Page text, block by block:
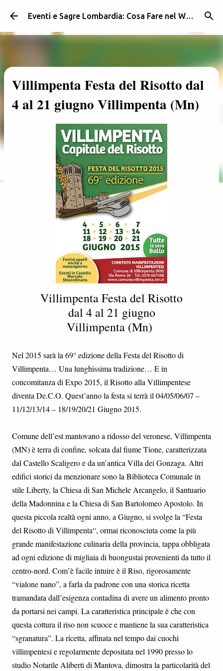
Passa ai contenuti principali Eventi e Sagre Lombardia: Cosa Fare nel Weekend | Weekendidea
Villimpenta Festa del Risotto dal
4 al 21 giugno Villimpenta (Mn)
Villimpenta Festa del Risotto
dal 4 al 21 giugno
Villimpenta (Mn)
Nel 2015 sarà la 69° edizione della Festa del Risotto di
Villimpenta… Una lunghissima tradizione… E in
concomitanza di Expo 2015, il Risotto alla Villimpentese
diventa De.C.O. Quest’anno la festa si terrà il 04/05/06/07 –
11/12/13/14 – 18/19/20/21 Giugno 2015.
Comune dell’est mantovano a ridosso del veronese, Villimpenta
(MN) è terra di confine, solcata dal fiume Tione, caratterizzata
dal Castello Scaligero e da un’antica Villa dei Gonzaga. Altri
edifici storici da menzionare sono la Biblioteca Comunale in
stile Liberty, la Chiesa di San Michele Arcangelo, il Santuario
della Madonnina e la Chiesa di San Bartolomeo Apostolo. In
questa piccola realtà ogni anno, a Giugno, si svolge la “Festa
del Risotto di Villimpenta“, ormai riconosciuta come la più
grande manifestazione culinaria della provincia, tappa obbligata
ad ogni edizione di migliaia di buongustai provenienti da tutto il
centro-nord. Com’è facile intuire è il Riso, rigorosamente
“vialone nano”, a farla da padrone con una storica ricetta
tramandata dall’esigenza contadina di avere un alimento pronto
da portarsi nei campi. La caratteristica principale è che con
questa cottura il riso non scuoce e mantiene la sua caratteristica
“sgranatura”. La ricetta, affinata nel tempo dai cuochi
villimpentesi e regolarmente depositata nel 1990 presso lo
studio Notarile Aliberti di Mantova, dimostra la particolarità del